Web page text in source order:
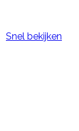
Snel bekijken